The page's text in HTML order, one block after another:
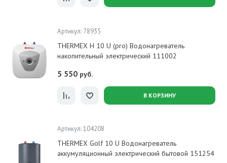
Артикул: 78935
THERMEX H 10 U (pro) Водонагреватель
накопительный электрический 111002
5 550 руб.
В КОРЗИНУ
Артикул: 104208
THERMEX Golf 10 U Водонагреватель
аккумуляционный электрический бытовой 151254